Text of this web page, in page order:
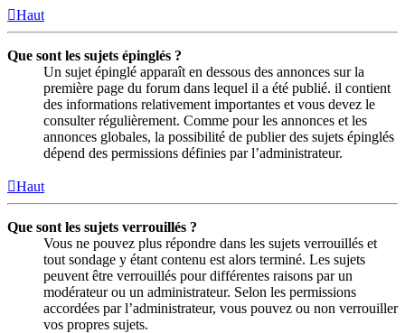
Haut
Que sont les sujets épinglés ?
Un sujet épinglé apparaît en dessous des annonces sur la
première page du forum dans lequel il a été publié. il contient
des informations relativement importantes et vous devez le
consulter régulièrement. Comme pour les annonces et les
annonces globales, la possibilité de publier des sujets épinglés
dépend des permissions définies par l’administrateur.
Haut
Que sont les sujets verrouillés ?
Vous ne pouvez plus répondre dans les sujets verrouillés et
tout sondage y étant contenu est alors terminé. Les sujets
peuvent être verrouillés pour différentes raisons par un
modérateur ou un administrateur. Selon les permissions
accordées par l’administrateur, vous pouvez ou non verrouiller
vos propres sujets.